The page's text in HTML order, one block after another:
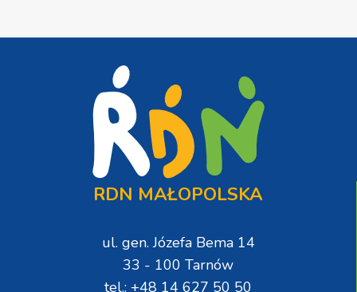
RDN MAŁOPOLSKA
ul. gen. Józefa Bema 14
33 - 100 Tarnów
tel.: +48 14 627 50 50